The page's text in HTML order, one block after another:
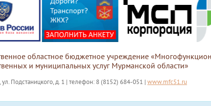
областное бюджетное учреждение
и муниципальных услуг Мурманской области»
ул. Подстаницкого, д. 1 | телефон: 8 (8152) 684-051 | www.mfc51.ru